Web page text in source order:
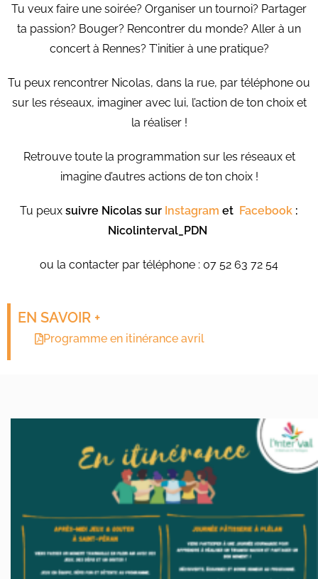
Tu veux faire une soirée? Organiser un tournoi? Partager
ta passion? Bouger? Rencontrer du monde? Aller à un
concert à Rennes? T’initier à une pratique?
Tu peux rencontrer Nicolas, dans la rue, par téléphone ou
sur les réseaux, imaginer avec lui, l’action de ton choix et
la réaliser !
Retrouve toute la programmation sur les réseaux et
imagine d’autres actions de ton choix !
Tu peux suivre Nicolas sur Instagram et Facebook :
Nicolinterval_PDN
ou la contacter par téléphone : 07 52 63 72 54
EN SAVOIR +
Programme en itinérance avril